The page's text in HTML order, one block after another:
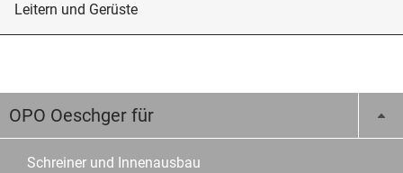
Leitern und Gerüste
OPO Oeschger für
Schreiner und Innenausbau